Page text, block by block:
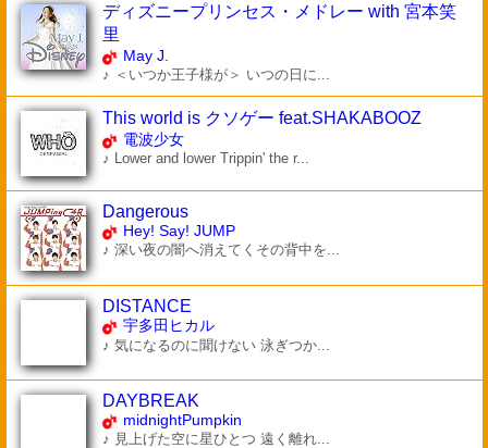
ディズニープリンセス・メドレー with 宮本笑
里
May J.
♪ ＜いつか王子様が＞ いつの日に...
This world is クソゲー feat.SHAKABOOZ
電波少女
♪ Lower and lower Trippin' the r...
Dangerous
Hey! Say! JUMP
♪ 深い夜の闇へ消えてくその背中を...
DISTANCE
宇多田ヒカル
♪ 気になるのに聞けない 泳ぎつか...
DAYBREAK
midnightPumpkin
♪ 見上げた空に星ひとつ 遠く離れ...